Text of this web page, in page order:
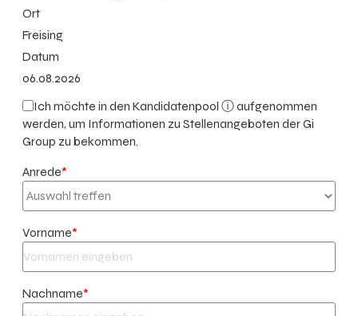
Ort
Freising
Datum
06.08.2026
Ich möchte in denKandidatenpool ⓘaufgenommen
werden, um Informationen zu Stellenangeboten der Gi
Group zu bekommen.
Anrede*
Vorname*
Nachname*